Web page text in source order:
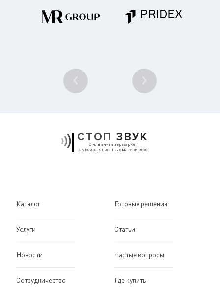
1
СТОП ЗВУК
Онлайн-гипермаркет
звукоизоляционных материалов
Каталог Готовые решения
Услуги Статьи
Новости Частые вопросы
Сотрудничество Где купить